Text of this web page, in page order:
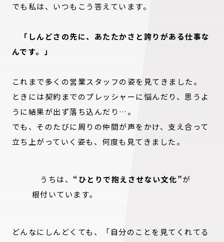
でも私は、いつもこう答えています。
「しんどさの先に、あたたかさと誇りがある仕事な
んです。」
これまで多くの営業スタッフの姿を見てきました。
ときには契約までのプレッシャーに悩んだり、思うよ
うに結果が出ず落ち込んだり…。
でも、そのたびに周りの仲間が声をかけ、支え合って
立ち上がっていく姿も、何度も見てきました。
うちは、 “ひとりで抱えさせない文化”が
根付いています。
どんなにしんどくても、「自分のことを見てくれてる